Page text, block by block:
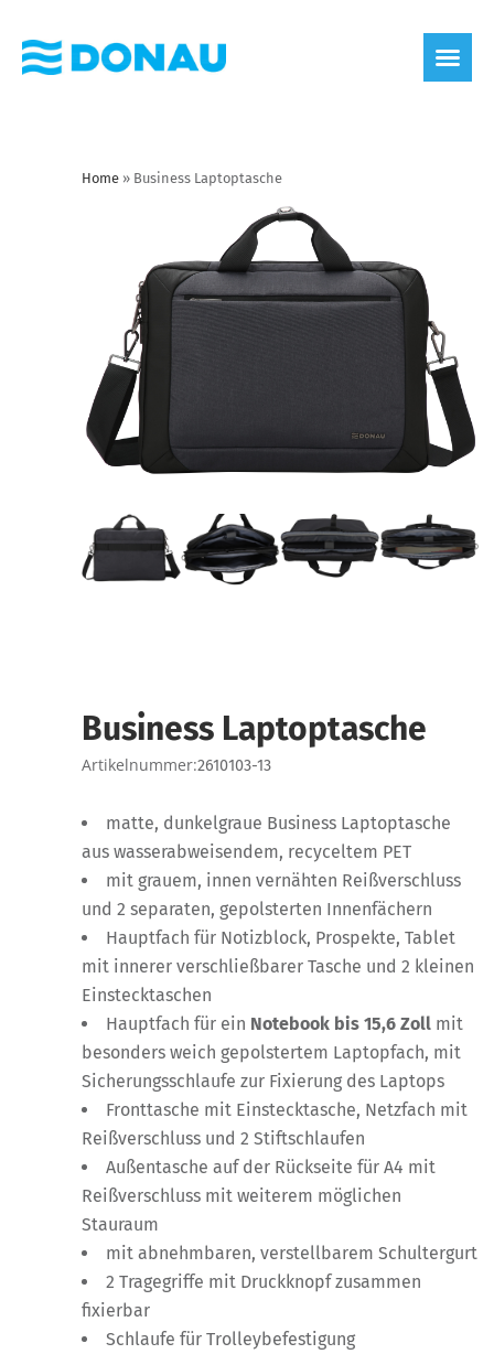
Home » Business Laptoptasche
Business Laptoptasche
Artikelnummer:2610103-13
matte, dunkelgraue Business Laptoptasche
aus wasserabweisendem, recyceltem PET
mit grauem, innen vernähten Reißverschluss
und 2 separaten, gepolsterten Innenfächern
Hauptfach für Notizblock, Prospekte, Tablet
mit innerer verschließbarer Tasche und 2 kleinen
Einstecktaschen
Hauptfach für ein Notebook bis 15,6 Zoll mit
besonders weich gepolstertem Laptopfach, mit
Sicherungsschlaufe zur Fixierung des Laptops
Fronttasche mit Einstecktasche, Netzfach mit
Reißverschluss und 2 Stiftschlaufen
Außentasche auf der Rückseite für A4 mit
Reißverschluss mit weiterem möglichen
Stauraum
mit abnehmbaren, verstellbarem Schultergurt
2 Tragegriffe mit Druckknopf zusammen
fixierbar
Schlaufe für Trolleybefestigung